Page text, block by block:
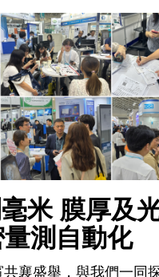
米 膜厚及
測自動化
襄盛舉，與我們一同